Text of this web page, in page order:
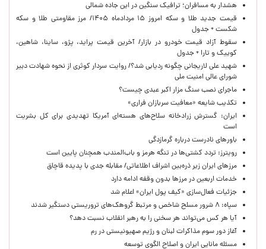
هشدار به مسافران؛ ترافیک سنگین در این جاده شمالی
قیمت جدید طلا و سکه امروز ۱۵ مردادماه ۱۴۰۵/ مرز مقاومتی طلا و سکه
شکست + جدول
سقوط آزاد قیمت خودرو در بازار/ آخرین قیمت پراید، پژو، ساینا، شاهین،
کوییک و تارا + جدول
شهید علی لاریجانی چگونه ردیابی شد؟/ روایت سردار کوثری از نحوه شهادت دبیر
شورای عالی امنیت ملی
ماجرای نصب سنگ مزار اکبر عبدی چیست؟
تکذیب شایعه «معافیت سربازان فراری»
ایران: گسترش زرادخانه سلاح‌های هسته‌ای آمریکا تهدیدی برای کل بشریت
است
باورهای نادرست درباره گرمازدگی
رویترز: تردد کشتی‌ها در تنگه هرمز و باب‌المندب همچنان پایین است
مرزهای ایران زیر ذره‌بین اشراف اطلاعاتی/ مقابله جدی با پدیده قاچاق
خدمات اربعین در مرزها بدون وقفه ادامه دارد
جزئیات فعال‌سازی «کیف پول ایران» اعلام شد
سپاه: ۸ شرور مسلح شاخص و مرتبط گروهک‌های تروریستی دستگیر شدند
آیا هر کس می‌تواند هر سخنی را به رهبر انقلاب نسبت دهد؟
آغاز دور سوم مذاکرات لبنان و رژیم صهیونیستی در رم
مسئله مانایی ایران و اصلاح الگوی توسعه